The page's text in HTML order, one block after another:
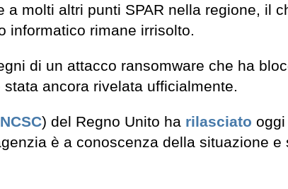
molti altri punti SPAR nella regione, il
informatico rimane irrisolto.
di un attacco ransomware che ha
ancora rivelata ufficialmente.
NCSC) del Regno Unito ha rilasciato oggi
è a conoscenza della situazione e